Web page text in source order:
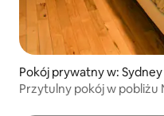
Pokój prywatny w:
Przytulny pokój w pobliżu